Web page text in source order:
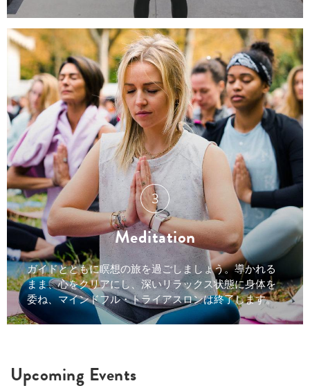
Meditation
ガイドとともに瞑想の旅を過ごしましょう。導かれる
まま、心をクリアにし、深いリラックス状態に身体を
委ね、マインドフル・トライアスロンは終了します。
Upcoming Events